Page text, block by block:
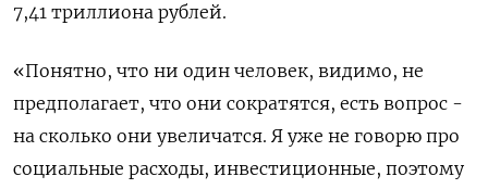
7,41 триллиона рублей.
«Понятно, что ни один человек, видимо, не
предполагает, что они сократятся, есть вопрос -
на сколько они увеличатся. Я уже не говорю про
социальные расходы, инвестиционные, поэтому